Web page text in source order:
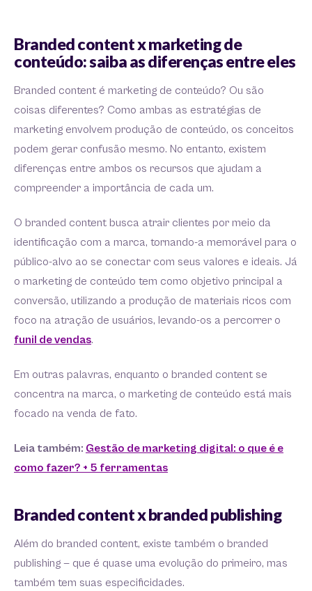
Branded content x marketing de
conteúdo: saiba as diferenças entre eles
Branded content é marketing de conteúdo? Ou são
coisas diferentes? Como ambas as estratégias de
marketing envolvem produção de conteúdo, os conceitos
podem gerar confusão mesmo. No entanto, existem
diferenças entre ambos os recursos que ajudam a
compreender a importância de cada um.
O branded content busca atrair clientes por meio da
identificação com a marca, tornando-a memorável para o
público-alvo ao se conectar com seus valores e ideais. Já
o marketing de conteúdo tem como objetivo principal a
conversão, utilizando a produção de materiais ricos com
foco na atração de usuários, levando-os a percorrer o
funil de vendas.
Em outras palavras, enquanto o branded content se
concentra na marca, o marketing de conteúdo está mais
focado na venda de fato.
Leia também: Gestão de marketing digital: o que é e
como fazer? + 5 ferramentas
Branded content x branded publishing
Além do branded content, existe também o branded
publishing — que é quase uma evolução do primeiro, mas
também tem suas especificidades.